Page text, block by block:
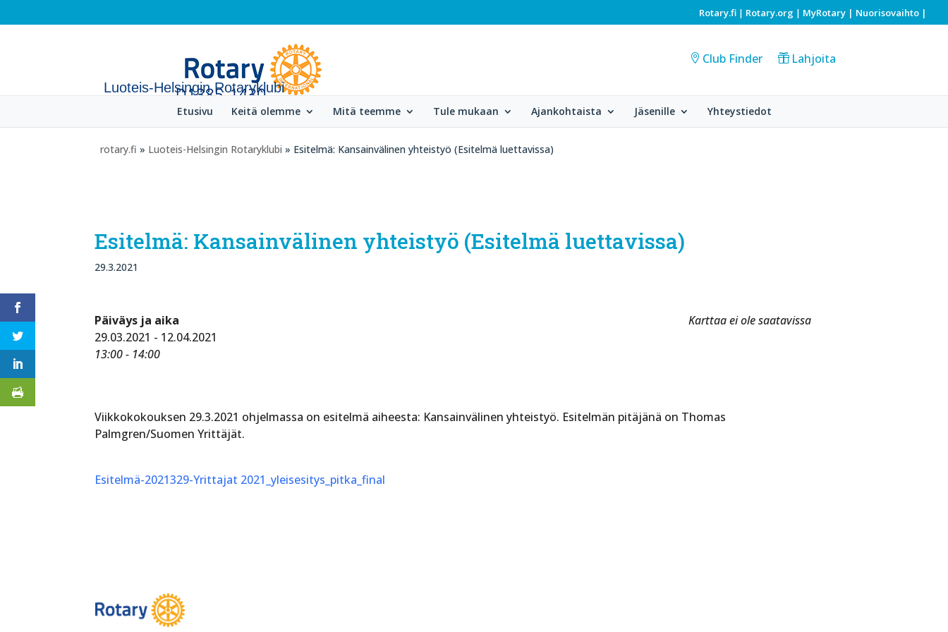
Rotary.fi | Rotary.org | MyRotary | Nuorisovaihto |
Luoteis-Helsingin Rotaryklubi
Club Finder Lahjoita
Etusivu Keitä olemme Mitä teemme Tule mukaan Ajankohtaista Jäsenille Yhteystiedot
rotary.fi » Luoteis-Helsingin Rotaryklubi » Esitelmä: Kansainvälinen yhteistyö (Esitelmä luettavissa)
Esitelmä: Kansainvälinen yhteistyö (Esitelmä luettavissa)
29.3.2021
Karttaa ei ole saatavissa
Päiväys ja aika
29.03.2021 - 12.04.2021
13:00 - 14:00
Viikkokokouksen 29.3.2021 ohjelmassa on esitelmä aiheesta: Kansainvälinen yhteistyö. Esitelmän pitäjänä on Thomas
Palmgren/Suomen Yrittäjät.
Esitelmä-2021329-Yrittajat 2021_yleisesitys_pitka_final